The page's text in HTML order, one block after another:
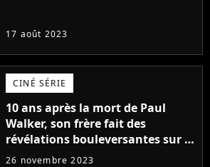
17 août 2023
CINÉ SÉRIE
10 ans après la mort de Paul
Walker, son frère fait des
révélations bouleversantes sur la
réaction des acteurs de Fast and
26 novembre 2023